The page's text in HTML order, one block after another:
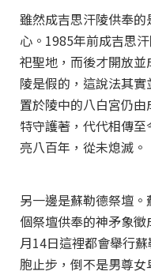
雖然成吉思汗陵供奉
心。1985年前成吉思
祀聖地，而後才開放
陵是假的，這說法其
置於陵中的八白宮仍
特守護著，代代相傳
亮八百年，從未熄滅。
另一邊是蘇勒德祭壇
個祭壇供奉的神矛象
月14日這裡都會舉行
胞止步，倒不是男尊